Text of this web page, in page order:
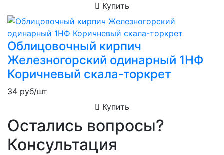
Купить
Облицовочный кирпич
Железногорский одинарный 1НФ
Коричневый скала-торкрет
34 руб/шт
Купить
Остались вопросы?
Консультация